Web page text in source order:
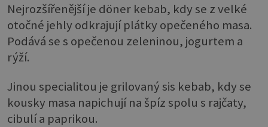
Nejrozšířenější je döner kebab, kdy se z velké
otočné jehly odkrajují plátky opečeného masa.
Podává se s opečenou zeleninou, jogurtem a
rýží.
Jinou specialitou je grilovaný sis kebab, kdy se
kousky masa napichují na špíz spolu s rajčaty,
cibulí a paprikou.